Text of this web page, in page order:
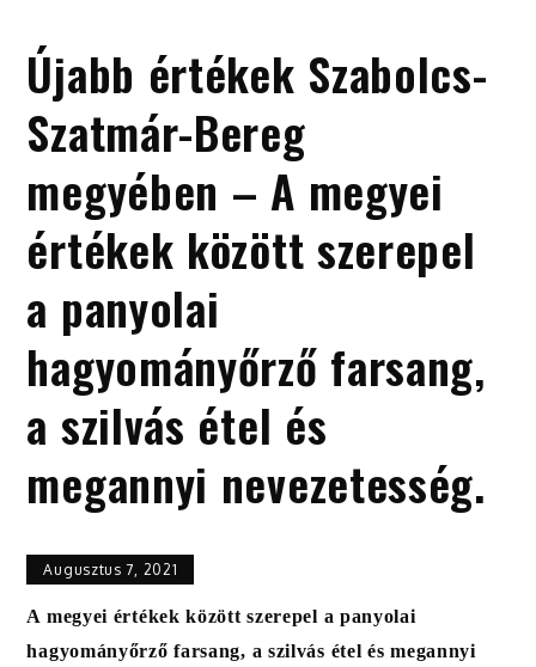
Újabb értékek Szabolcs-
Szatmár-Bereg
megyében – A megyei
értékek között szerepel
a panyolai
hagyományőrző farsang,
a szilvás étel és
megannyi nevezetesség.
Augusztus 7, 2021
A megyei értékek között szerepel a panyolai
hagyományőrző farsang, a szilvás étel és megannyi